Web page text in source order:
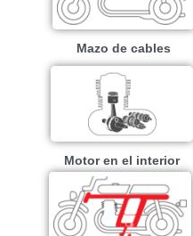
Mazo de cables
Motor en el interior